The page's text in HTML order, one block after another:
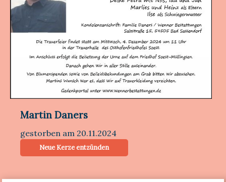
Martin Daners
gestorben am 20.11.2024
Neue Kerze entzünden